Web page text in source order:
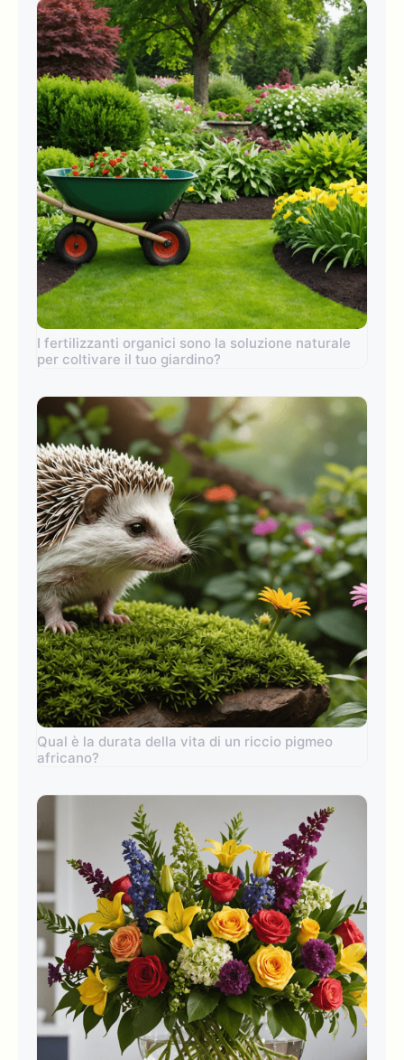
I fertilizzanti organici sono la soluzione naturale
per coltivare il tuo giardino?
Qual è la durata della vita di un riccio pigmeo
africano?